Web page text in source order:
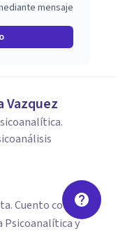
mensaje
Vazquez
Cuento con
Psicoanalítica y